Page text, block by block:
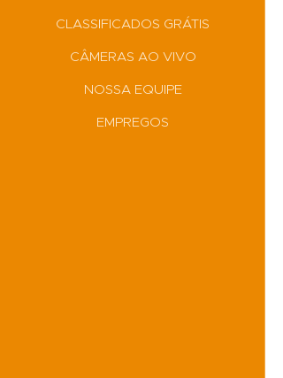
CLASSIFICADOS GRÁTIS
CÂMERAS AO VIVO
NOSSA EQUIPE
EMPREGOS